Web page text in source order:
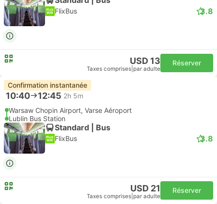
FlixBus 3.8
USD 13
Taxes comprises par adulte
Réserver
Confirmation instantanée
10:40 12:45 2h 5m
Warsaw Chopin Airport, Varse Aéroport
Lublin Bus Station
Standard | Bus
FlixBus 3.8
USD 21
Taxes comprises par adulte
Réserver